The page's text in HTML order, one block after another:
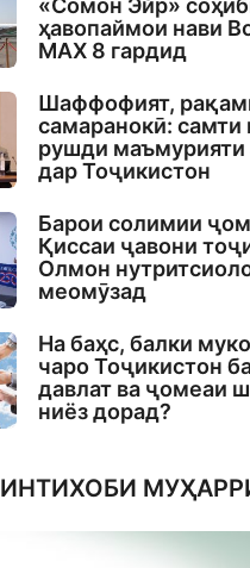
«Сомон Эйр»
ҳавопаймои нави
MAX 8 гардид
Шаффофият,
самаранокӣ: самти
рушди маъмурияти
дар Тоҷикистон
Барои солимии
Қиссаи ҷавони
Олмон
меомӯзад
На баҳс, балки
чаро Тоҷикистон
давлат ва ҷомеаи
ниёз дорад?
ИНТИХОБИ